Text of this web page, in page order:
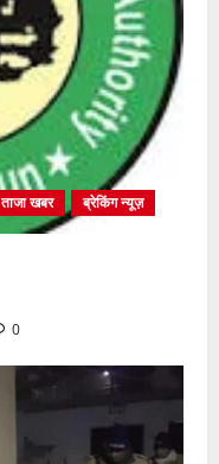
ताजा खबर ब्रेकिंग न्यूज़
0